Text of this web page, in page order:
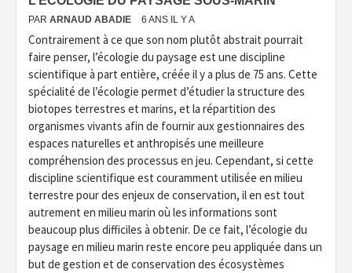
PAR ARNAUD ABADIE 6 ANS IL Y A
Contrairement à ce que son nom plutôt abstrait pourrait
faire penser, l’écologie du paysage est une discipline
scientifique à part entière, créée il y a plus de 75 ans. Cette
spécialité de l’écologie permet d’étudier la structure des
biotopes terrestres et marins, et la répartition des
organismes vivants afin de fournir aux gestionnaires des
espaces naturelles et anthropisés une meilleure
compréhension des processus en jeu. Cependant, si cette
discipline scientifique est couramment utilisée en milieu
terrestre pour des enjeux de conservation, il en est tout
autrement en milieu marin où les informations sont
beaucoup plus difficiles à obtenir. De ce fait, l’écologie du
paysage en milieu marin reste encore peu appliquée dans un
but de gestion et de conservation des écosystèmes